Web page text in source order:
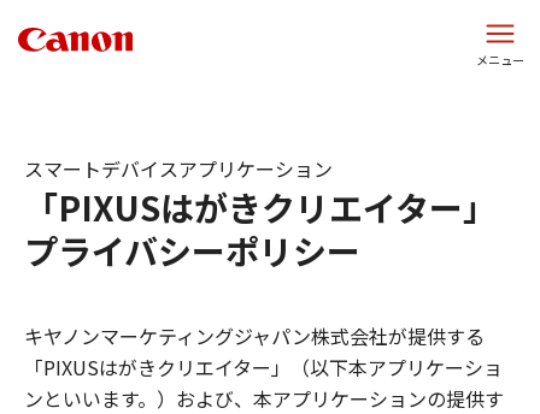
メニュー
「PIXUSはがきクリエイター」
プライバシーポリシー
スマートデバイスアプリケーション
キヤノンマーケティングジャパン株式会社が提供する
「PIXUSはがきクリエイター」（以下本アプリケーショ
ンといいます。）および、本アプリケーションの提供す